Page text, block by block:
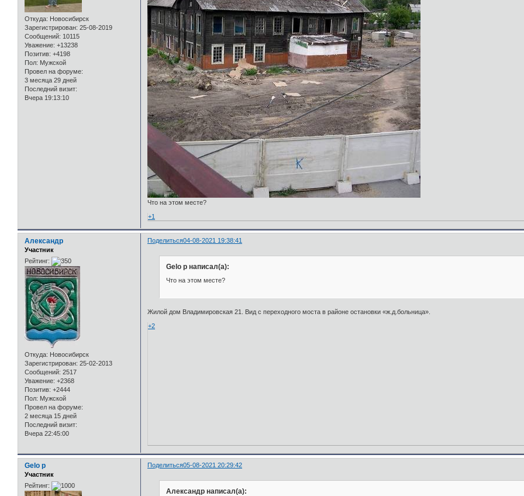
Откуда: Новосибирск
Зарегистрирован: 25-08-2019
Сообщений: 10115
Уважение: +13238
Позитив: +4198
Пол: Мужской
Провел на форуме:
3 месяца 29 дней
Последний визит:
Вчера 19:13:10
Что на этом месте?
+1
Поделиться04-08-2021 19:38:41
Александр
Участник
Рейтинг:
Откуда: Новосибирск
Зарегистрирован: 25-02-2013
Сообщений: 2517
Уважение: +2368
Позитив: +2444
Пол: Мужской
Провел на форуме:
2 месяца 15 дней
Последний визит:
Вчера 22:45:00
Gelo p написал(а):
Что на этом месте?
Жилой дом Владимировская 21. Вид с переходного моста в районе остановки «ж.д.больница».
+2
Поделиться05-08-2021 20:29:42
Gelo p
Участник
Рейтинг:
Александр написал(а):